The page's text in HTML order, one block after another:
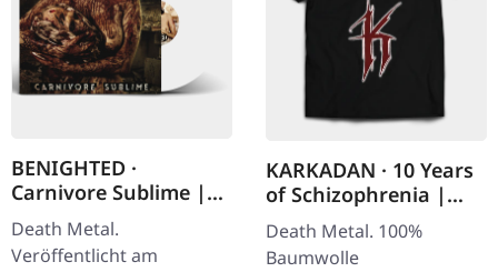
BENIGHTED ·
Carnivore Sublime |
WHITE LP
Death Metal.
Veröffentlicht am
KARKADAN · 10 Years
of Schizophrenia |
LONGSLEEVE
Death Metal. 100%
Baumwolle